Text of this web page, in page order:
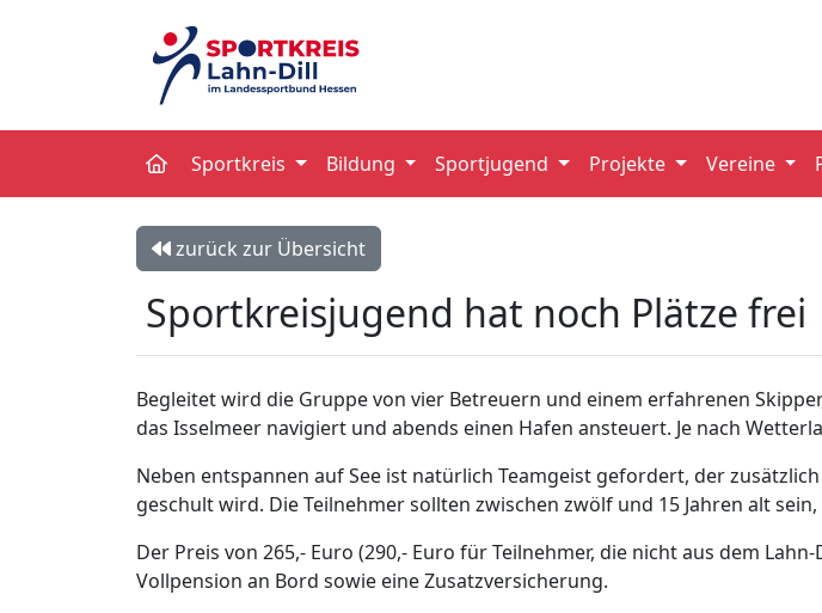
Sportkreis Bildung Sportjugend Projekte Vereine
zurück zur Übersicht
Sportkreisjugend hat noch Plätze frei
Begleitet wird die Gruppe von vier Betreuern und einem erfahrenen
das Isselmeer navigiert und abends einen Hafen ansteuert. Je nach
Neben entspannen auf See ist natürlich Teamgeist gefordert, der
geschult wird. Die Teilnehmer sollten zwischen zwölf und 15 Jahren alt
Der Preis von 265,- Euro (290,- Euro für Teilnehmer, die nicht aus dem
Vollpension an Bord sowie eine Zusatzversicherung.